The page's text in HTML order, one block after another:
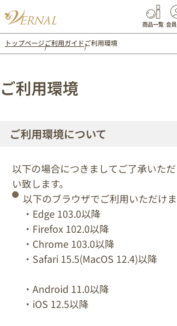
トップページご利用ガイドご利用環境
ご利用環境
ご利用環境について
以下の場合につきましてご了承いた
い致します。
以下のブラウザでご利用いただけま
・Edge 103.0以降
・Firefox 102.0以降
・Chrome 103.0以降
・Safari 15.5(MacOS 12.4)以降
・Android 11.0以降
・iOS 12.5以降